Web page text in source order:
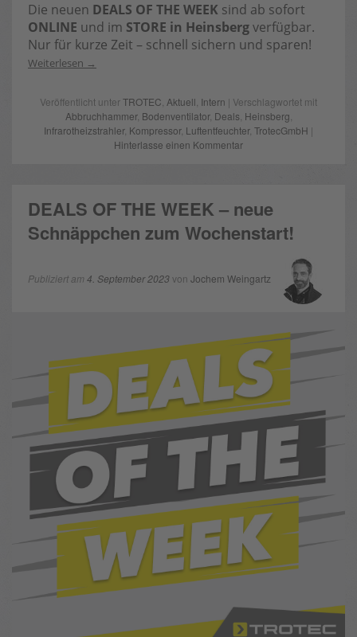
Die neuen DEALS OF THE WEEK sind ab sofort
ONLINE und im STORE in Heinsbergverfügbar.
Nur für kurze Zeit – schnell sichern und sparen!
Weiterlesen
Veröffentlicht unterTROTEC Aktuell Intern | Verschlagwortet mit
Abbruchhammer, Bodenventilator, Deals Heinsberg
Infrarotheizstrahler, Kompressor, Luftentfeuchter, TrotecGmbH |
Hinterlasse einen Kommentar
DEALS OF THE WEEK – neue
Schnäppchen zum Wochenstart!
Publiziert am 4. September 2023von Jochem Weingartz